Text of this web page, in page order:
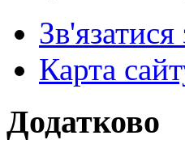
Карта
Додатково